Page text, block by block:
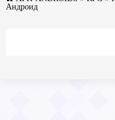
Андроид